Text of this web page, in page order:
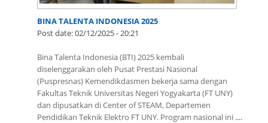
BINA TALENTA INDONESIA 2025
Post date:02/12/2025 - 20:21
Bina Talenta Indonesia (BTI) 2025 kembali
diselenggarakan oleh Pusat Prestasi Nasional
(Puspresnas) Kemendikdasmen bekerja sama dengan
Fakultas Teknik Universitas Negeri Yogyakarta (FT UNY)
dan dipusatkan di Center of STEAM, Departemen
Pendidikan Teknik Elektro FT UNY. Program nasional ini ....